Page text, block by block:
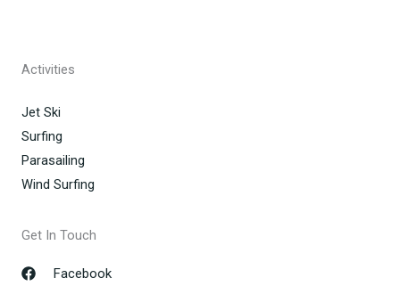
Activities
Jet Ski
Surfing
Parasailing
Wind Surfing
Get In Touch
Facebook